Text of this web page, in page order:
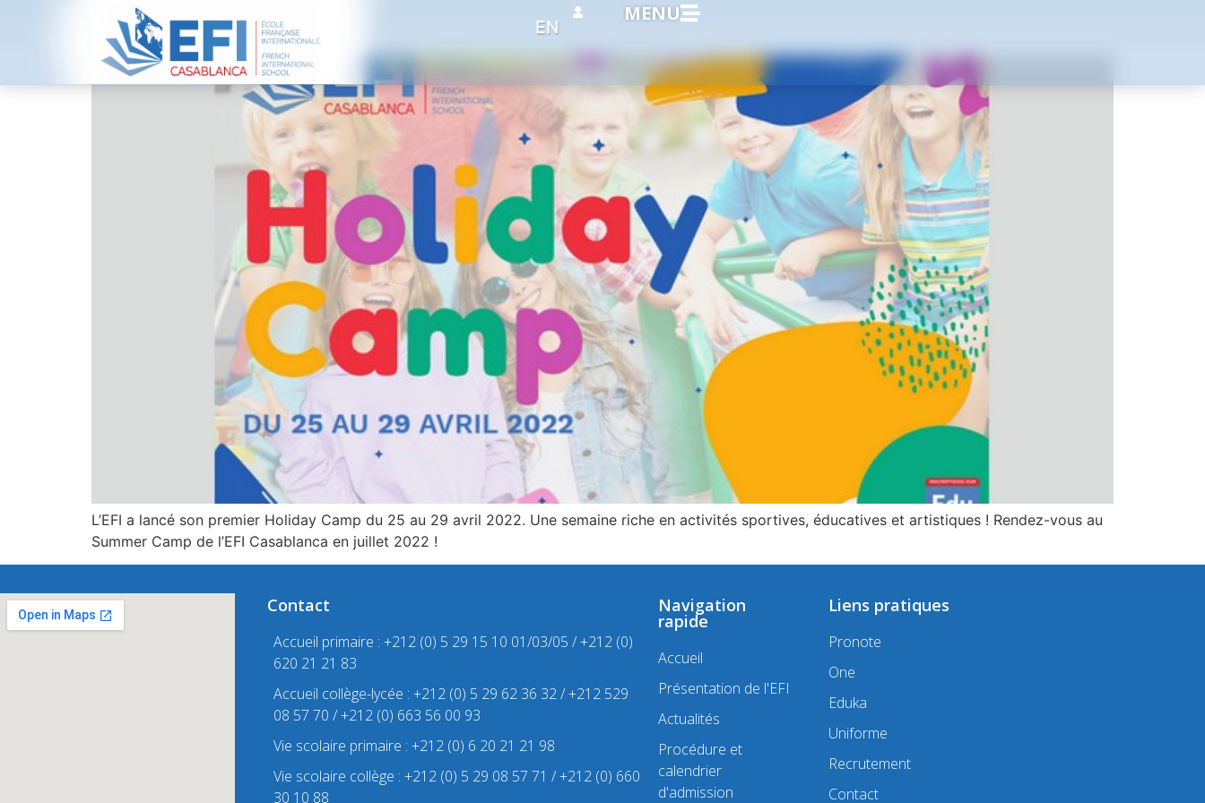
EN
MENU
Holiday camp
L’EFI a lancé son premier Holiday Camp du 25 au 29 avril 2022. Une semaine riche en activités sportives, éducatives et artistiques ! Rendez-vous au
Summer Camp de l’EFI Casablanca en juillet 2022 !
Contact
Accueil primaire : +212 (0) 5 29 15 10 01/03/05 / +212 (0)
620 21 21 83
Accueil collège-lycée : +212 (0) 5 29 62 36 32 / +212 529
08 57 70 / +212 (0) 663 56 00 93
Vie scolaire primaire : +212 (0) 6 20 21 21 98
Vie scolaire collège : +212 (0) 5 29 08 57 71 / +212 (0) 660
30 10 88
Navigation
rapide
Accueil
Présentation de l'EFI
Actualités
Procédure et
calendrier
d'admission
Liens pratiques
Pronote
One
Eduka
Uniforme
Recrutement
Contact